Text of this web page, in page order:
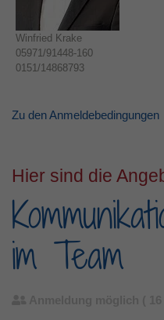
Winfried Krake
05971/91448-160
0151/14868793
Zu den Anmeldebedingungen
Hier sind die
im Team